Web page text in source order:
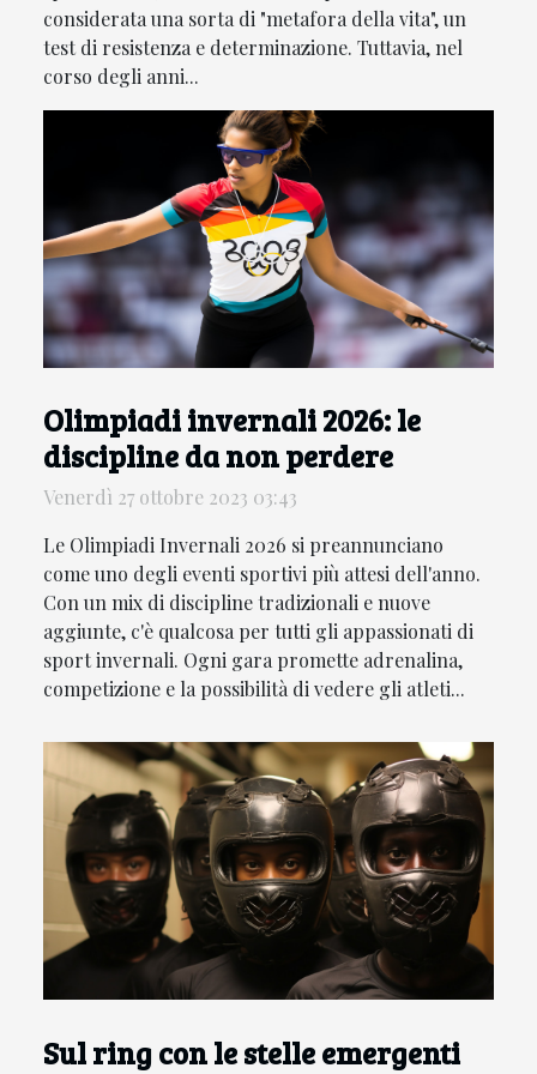
considerata una sorta di "metafora della vita", un
test di resistenza e determinazione. Tuttavia, nel
corso degli anni...
Olimpiadi invernali 2026: le
discipline da non perdere
Venerdì 27 ottobre 2023 03:43
Le Olimpiadi Invernali 2026 si preannunciano
come uno degli eventi sportivi più attesi dell'anno.
Con un mix di discipline tradizionali e nuove
aggiunte, c'è qualcosa per tutti gli appassionati di
sport invernali. Ogni gara promette adrenalina,
competizione e la possibilità di vedere gli atleti...
Sul ring con le stelle emergenti